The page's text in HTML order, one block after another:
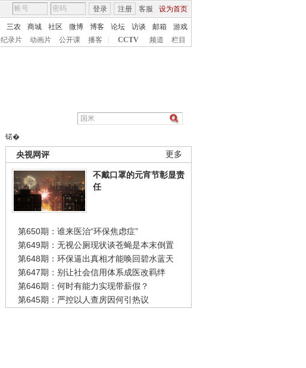
客服 设为首页
登录 注册
三农 商城 社区 微博 博客 论坛 访谈 邮箱
游戏
纪录片 动画片 公开课 播客 CCTV 频道 栏目
锘�
更多
央视网评
不戴口罩的元宵节彰显责
任
第650期：谁来医治“环保焦虑症”
第649期：无视公厕现状谈苍蝇是本末倒置
第648期：环保逼出真相才能唤回碧水蓝天
第647期：别让社会信用体系成医改羁绊
第646期：何时有能力实现带薪假？
第645期：严控以人查房因何引热议